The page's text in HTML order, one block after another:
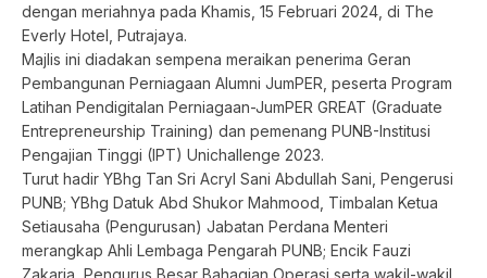
dengan meriahnya pada Khamis, 15 Februari 2024, di The
Everly Hotel, Putrajaya.
Majlis ini diadakan sempena meraikan penerima Geran
Pembangunan Perniagaan Alumni JumPER, peserta Program
Latihan Pendigitalan Perniagaan-JumPER GREAT (Graduate
Entrepreneurship Training) dan pemenang PUNB-Institusi
Pengajian Tinggi (IPT) Unichallenge 2023.
Turut hadir YBhg Tan Sri Acryl Sani Abdullah Sani, Pengerusi
PUNB; YBhg Datuk Abd Shukor Mahmood, Timbalan Ketua
Setiausaha (Pengurusan) Jabatan Perdana Menteri
merangkap Ahli Lembaga Pengarah PUNB; Encik Fauzi
Zakaria, Pengurus Besar Bahagian Operasi serta wakil-wakil